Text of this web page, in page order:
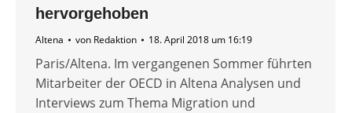
hervorgehoben
Altena von Redaktion 18. April 2018 um 16:19
Paris/Altena. Im vergangenen Sommer führten
Mitarbeiter der OECD in Altena Analysen und
Interviews zum Thema Migration und